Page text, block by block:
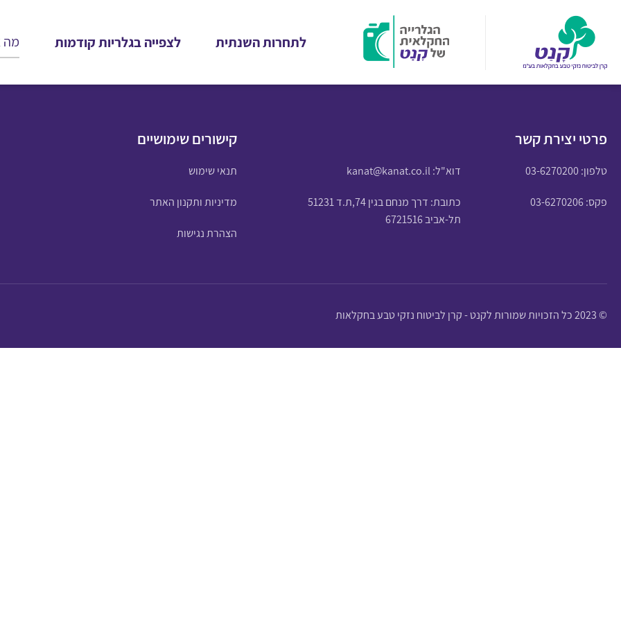
לתחרות השנתית לצפייה בגלריות קודמות
פרטי יצירת קשר
טלפון:03-6270200 דוא"ל:kanat@kanat.co.il
פקס: 03-6270206
כתובת: דרך מנחם בגין 74,ת.ד 51231
תל-אביב 6721516
קישורים שימושיים
תנאי שימוש
מדיניות ותקנון האתר
הצהרת נגישות
© 2023 כל הזכויות שמורות לקנט - קרן לביטוח נזקי טבע בחקלאות